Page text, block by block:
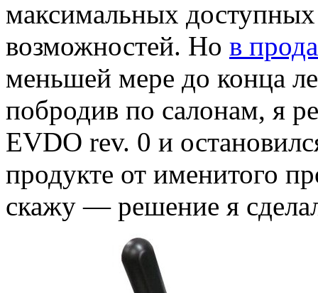
максимальных
возможностей. Но в
меньшей мере до конца
побродив по салонам, я
EVDO rev. 0 и
продукте от именитого
скажу — решение я